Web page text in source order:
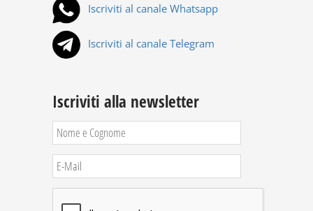
Iscriviti al canale Whatsapp
Iscriviti al canale Telegram
Iscriviti alla newsletter